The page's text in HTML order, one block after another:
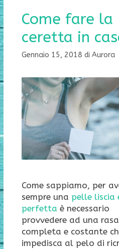
Come fare la
ceretta in
Gennaio 15, 2018 di Aurora
Come sappiamo, per
sempre una pelle liscia
perfetta è necessario
provvedere ad una
completa e costante
impedisca al pelo di